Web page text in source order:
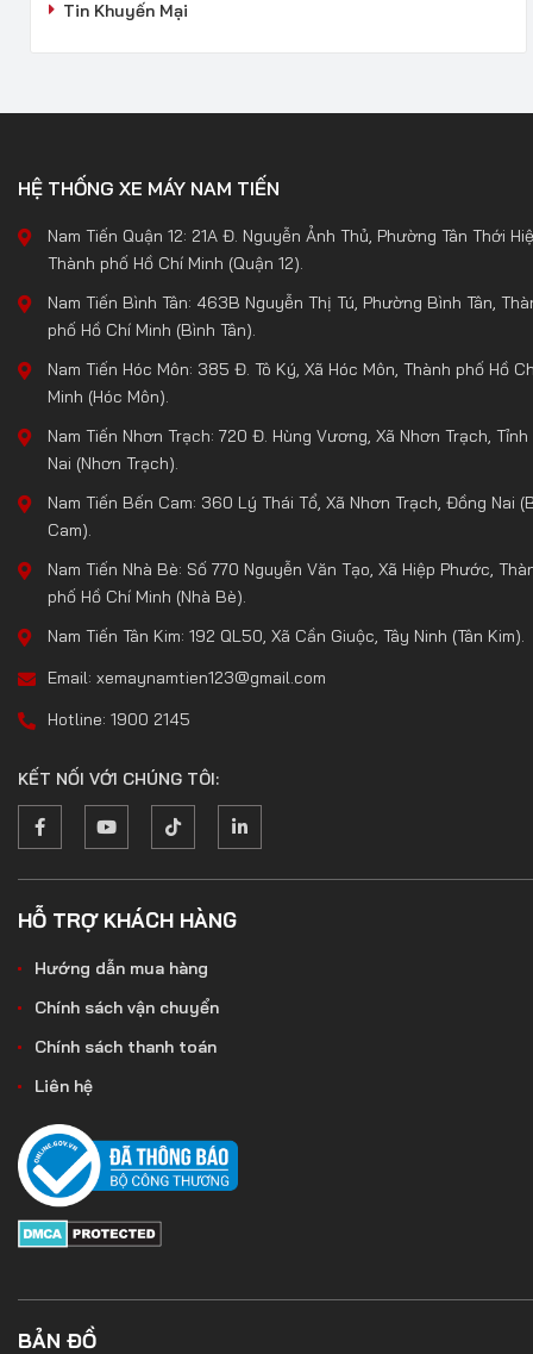
Tin Khuyến Mại
HỆ THỐNG XE MÁY NAM TIẾN
Nam Tiến Quận 12: 21A Đ. Nguyễn Ảnh Thủ, Phường Tân Thới
Thành phố Hồ Chí Minh (Quận 12).
Nam Tiến Bình Tân: 463B Nguyễn Thị Tú, Phường Bình Tân,
phố Hồ Chí Minh (Bình Tân).
Nam Tiến Hóc Môn: 385 Đ. Tô Ký, Xã Hóc Môn, Thành phố Hồ
Minh (Hóc Môn).
Nam Tiến Nhơn Trạch: 720 Đ. Hùng Vương, Xã Nhơn Trạch,
Nai (Nhơn Trạch).
Nam Tiến Bến Cam: 360 Lý Thái Tổ, Xã Nhơn Trạch, Đồng Nai
Cam).
Nam Tiến Nhà Bè: Số 770 Nguyễn Văn Tạo, Xã Hiệp Phước,
phố Hồ Chí Minh (Nhà Bè).
Nam Tiến Tân Kim: 192 QL50, Xã Cần Giuộc, Tây Ninh (Tân Kim).
Email: xemaynamtien123@gmail.com
Hotline: 1900 2145
KẾT NỐI VỚI CHÚNG TÔI:
HỖ TRỢ KHÁCH HÀNG
Hướng dẫn mua hàng
Chính sách vận chuyển
Chính sách thanh toán
Liên hệ
BẢN ĐỒ